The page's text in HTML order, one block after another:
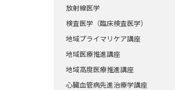
放射線医学
検査医学（臨床検査医学）
地域プライマリケア講座
地域医療推進講座
地域高度医療推進講座
心臓血管病先進治療学講座